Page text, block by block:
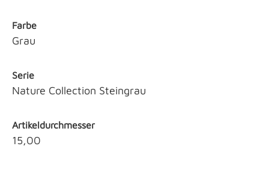
Farbe
Grau
Serie
Nature Collection Steingrau
Artikeldurchmesser
15,00